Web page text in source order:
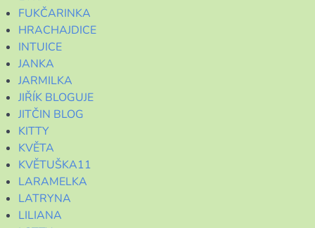
FUKČARINKA
HRACHAJDICE
INTUICE
JANKA
JARMILKA
JIŘÍK BLOGUJE
JITČIN BLOG
KITTY
KVĚTA
KVĚTUŠKA11
LARAMELKA
LATRYNA
LILIANA